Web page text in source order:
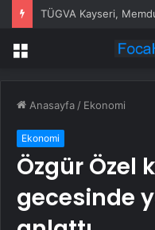
TÜGVA Kayseri, Memduh
Menü
Anasayfa / Ekonomi
Ekonomi
Özgür Özel
gecesinde